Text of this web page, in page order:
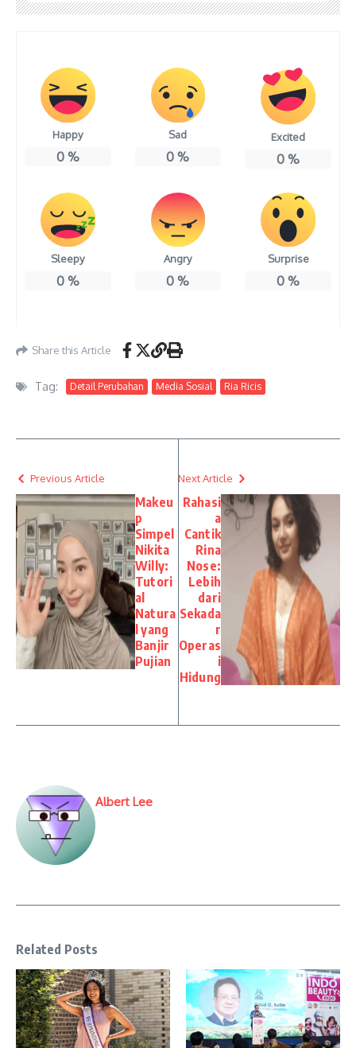
Happy
0%
Sad
0 %
Excited
0 %
Sleepy
0%
Angry
0 %
Surprise
0 %
Share this Article
Tag: Detail Perubahan Media Sosial Ria Ricis
Previous Article
Makeu
p
Simpel
Nikita
Willy:
Tutori
al
Natura
l yang
Banjir
Pujian
Next Article
Rahasi
a
Cantik
Rina
Nose:
Lebih
dari
Sekada
r
Operas
i
Hidung
Albert Lee
Related Posts